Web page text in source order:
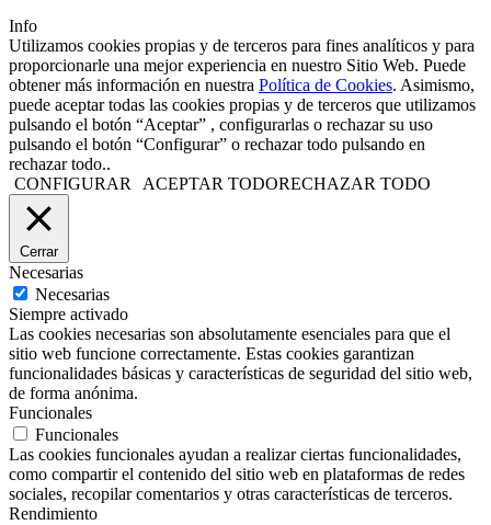
Info
Utilizamos cookies propias y de terceros para fines analíticos y para
proporcionarle una mejor experiencia en nuestro Sitio Web. Puede
obtener más información en nuestra Política de Cookies. Asimismo,
puede aceptar todas las cookies propias y de terceros que utilizamos
pulsando el botón “Aceptar” , configurarlas o rechazar su uso
pulsando el botón “Configurar” o rechazar todo pulsando en
rechazar todo..
CONFIGURAR
ACEPTAR TODORECHAZAR TODO
Cerrar
Necesarias
Necesarias
Siempre activado
Las cookies necesarias son absolutamente esenciales para que el
sitio web funcione correctamente. Estas cookies garantizan
funcionalidades básicas y características de seguridad del sitio web,
de forma anónima.
Funcionales
Funcionales
Las cookies funcionales ayudan a realizar ciertas funcionalidades,
como compartir el contenido del sitio web en plataformas de redes
sociales, recopilar comentarios y otras características de terceros.
Rendimiento